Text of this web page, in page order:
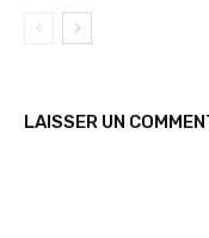
LAISSER UN